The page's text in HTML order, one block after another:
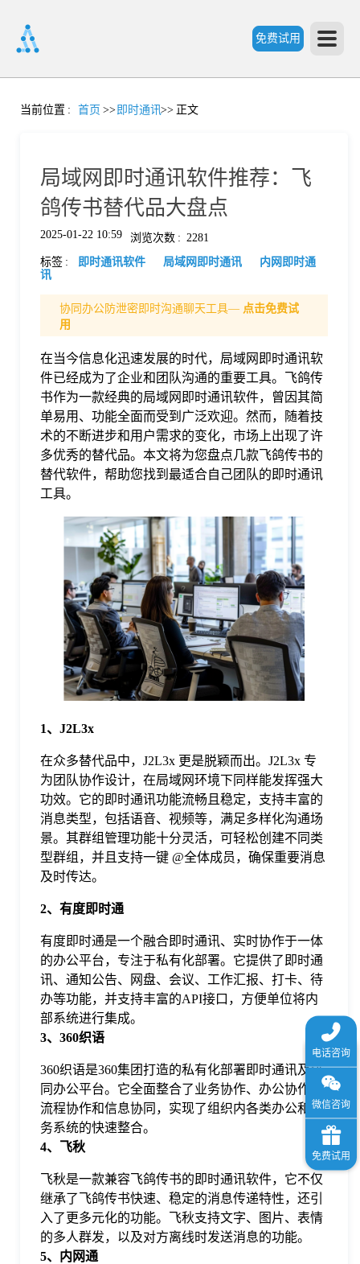
免费试用
首
格
常
当前位置 : 首页 >> 即时通讯>> 正文
局域网即时通讯软件推荐：飞
鸽传书替代品大盘点
2025-01-22 10:59 浏览次数 : 2281
标签 : 即时通讯软件 局域网即时通讯
内网即时通
讯
协同办公防泄密即时沟通聊天工具— 点击免费试
用
在当今信息化迅速发展的时代，局域网即时通讯软
件已经成为了企业和团队沟通的重要工具。飞鸽传
书作为一款经典的局域网即时通讯软件，曾因其简
单易用、功能全面而受到广泛欢迎。然而，随着技
术的不断进步和用户需求的变化，市场上出现了许
多优秀的替代品。本文将为您盘点几款飞鸽传书的
替代软件，帮助您找到最适合自己团队的即时通讯
工具。
1、J2L3x
在众多替代品中，J2L3x 更是脱颖而出。J2L3x 专
为团队协作设计，在局域网环境下同样能发挥强大
功效。它的即时通讯功能流畅且稳定，支持丰富的
消息类型，包括语音、视频等，满足多样化沟通场
景。其群组管理功能十分灵活，可轻松创建不同类
型群组，并且支持一键 @全体成员，确保重要消息
及时传达。
2、有度即时通
有度即时通是一个融合即时通讯、实时协作于一体
的办公平台，专注于私有化部署。它提供了即时通
讯、通知公告、网盘、会议、工作汇报、打卡、待
办等功能，并支持丰富的API接口，方便单位将内
部系统进行集成。
3、360织语
360织语是360集团打造的私有化部署即时通讯及协
同办公平台。它全面整合了业务协作、办公协作、
流程协作和信息协同，实现了组织内各类办公和业
务系统的快速整合。
4、飞秋
飞秋是一款兼容飞鸽传书的即时通讯软件，它不仅
继承了飞鸽传书快速、稳定的消息传递特性，还引
入了更多元化的功能。飞秋支持文字、图片、表情
的多人群发，以及对方离线时发送消息的功能。
5、内网通